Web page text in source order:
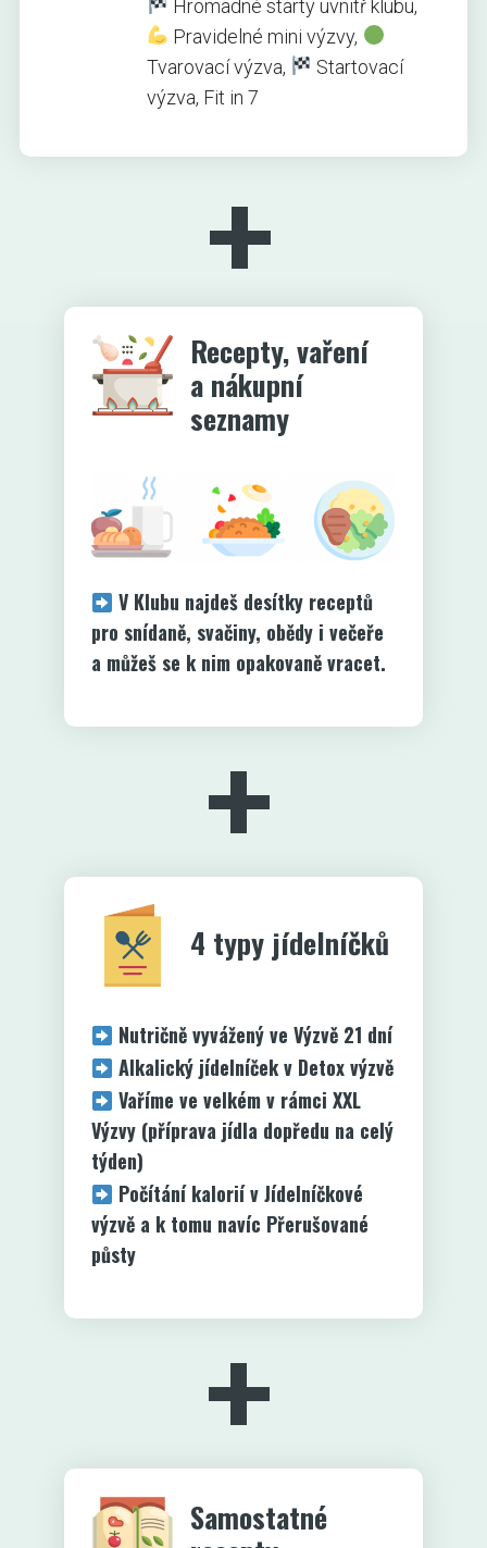
Hromadné starty uvnitř klubu,
Pravidelné mini výzvy,
Tvarovací výzva,
Startovací
výzva, Fit in 7
+
Recepty, vaření
a nákupní
seznamy
V Klubu najdeš desítky receptů
pro snídaně, svačiny, obědy i večeře
a můžeš se k nim opakovaně vracet.
+
4 typy jídelníčků
Nutričně vyvážený ve Výzvě 21 dní
Alkalický jídelníček v Detox výzvě
Vaříme ve velkém v rámci XXL
Výzvy (příprava jídla dopředu na celý
týden)
Počítání kalorií v Jídelníčkové
výzvě a k tomu navíc Přerušované
půsty
+
Samostatné